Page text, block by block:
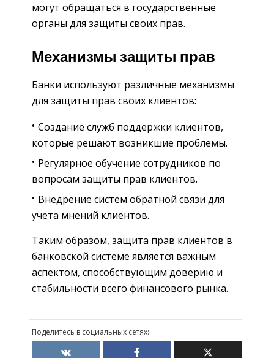
могут обращаться в государственные
органы для защиты своих прав.
Механизмы защиты прав
Банки используют различные механизмы
для защиты прав своих клиентов:
Создание служб поддержки клиентов,
которые решают возникшие проблемы.
Регулярное обучение сотрудников по
вопросам защиты прав клиентов.
Внедрение систем обратной связи для
учета мнений клиентов.
Таким образом, защита прав клиентов в
банковской системе является важным
аспектом, способствующим доверию и
стабильности всего финансового рынка.
Поделитесь в социальных сетях: